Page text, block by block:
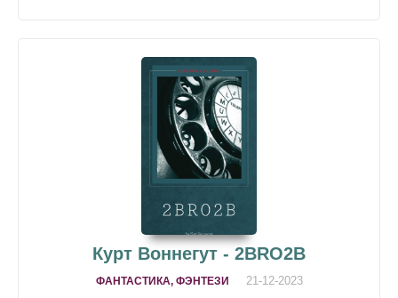
Курт Воннегут - 2BRO2B
ФАНТАСТИКА, ФЭНТЕЗИ 21-12-2023